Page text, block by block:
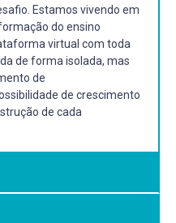
Estamos vivendo em
do ensino
virtual com toda
de forma isolada, mas
de
de crescimento
de cada